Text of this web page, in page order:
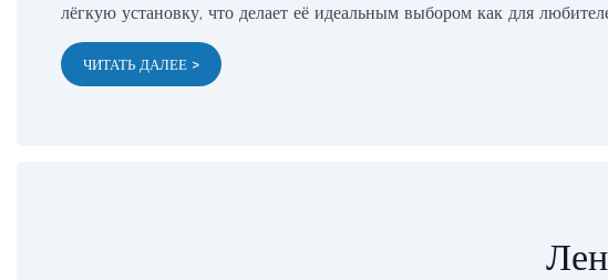
лёгкую установку, что делает её идеальным выбором как для
ЧИТАТЬ ДАЛЕЕ >